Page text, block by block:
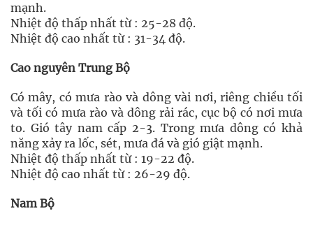
mạnh.
Nhiệt độ thấp nhất từ : 25-28 độ.
Nhiệt độ cao nhất từ : 31-34 độ.
Cao nguyên Trung Bộ
Có mây, có mưa rào và dông vài nơi, riêng chiều tối
và tối có mưa rào và dông rải rác, cục bộ có nơi mưa
to. Gió tây nam cấp 2-3. Trong mưa dông có khả
năng xảy ra lốc, sét, mưa đá và gió giật mạnh.
Nhiệt độ thấp nhất từ : 19-22 độ.
Nhiệt độ cao nhất từ : 26-29 độ.
Nam Bộ